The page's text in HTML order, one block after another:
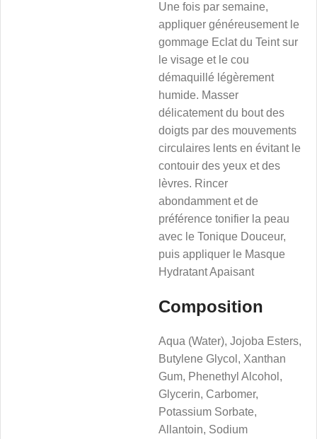
Une fois par semaine,
appliquer généreusement le
gommage Eclat du Teint sur
le visage et le cou
démaquillé légèrement
humide. Masser
délicatement du bout des
doigts par des mouvements
circulaires lents en évitant le
contouir des yeux et des
lèvres. Rincer
abondamment et de
préférence tonifier la peau
avec le Tonique Douceur,
puis appliquer le Masque
Hydratant Apaisant
Composition
Aqua (Water), Jojoba Esters,
Butylene Glycol, Xanthan
Gum, Phenethyl Alcohol,
Glycerin, Carbomer,
Potassium Sorbate,
Allantoin, Sodium